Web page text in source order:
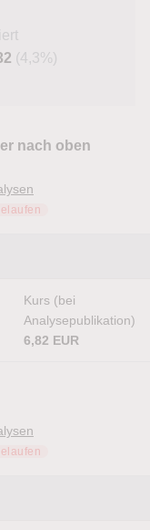
(4,3%)
nach oben
Kurs (bei
Analysepublikation)
6,82 EUR